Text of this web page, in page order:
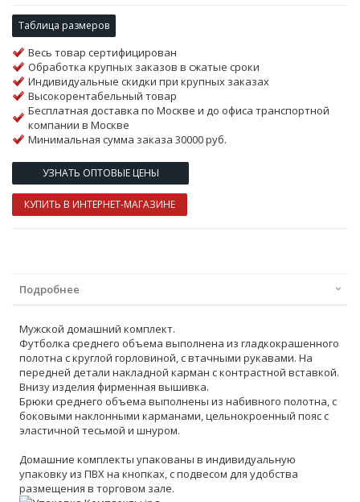
Таблица размеров
Весь товар сертифицирован
Обработка крупных заказов в сжатые сроки
Индивидуальные скидки при крупных заказах
Высокорентабельный товар
Бесплатная доставка по Москве и до офиса транспортной
компании в Москве
Минимальная сумма заказа 30000 руб.
УЗНАТЬ ОПТОВЫЕ ЦЕНЫ
КУПИТЬ В ИНТЕРНЕТ-МАГАЗИНЕ
Подробнее
Мужской домашний комплект.
Футболка среднего объема выполнена из гладкокрашенного
полотна с круглой горловиной, с втачными рукавами. На
передней детали накладной карман с контрастной вставкой.
Внизу изделия фирменная вышивка.
Брюки среднего объема выполнены из набивного полотна, с
боковыми наклонными карманами, цельнокроенный пояс с
эластичной тесьмой и шнуром.
Домашние комплекты упакованы в индивидуальную
упаковку из ПВХ на кнопках, с подвесом для удобства
размещения в торговом зале.